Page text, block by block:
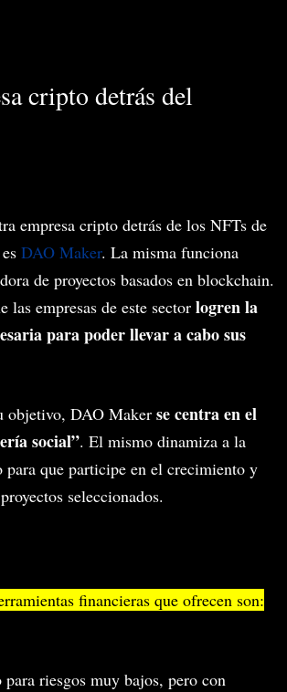
cripto detrás del
empresa cripto detrás de los NFTs de
DAO Maker. La misma funciona
de proyectos basados en blockchain.
las empresas de este sector logren la
para poder llevar a cabo sus
objetivo, DAO Maker se centra en el
social”. El mismo dinamiza a la
que participe en el crecimiento y
seleccionados.
financieras que ofrecen son:
riesgos muy bajos, pero con